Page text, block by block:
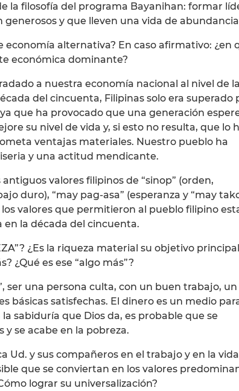
la filosofía del programa Bayanihan: formar
y que lleven una vida de
economía alternativa? En caso afirmativo: ¿en
económica dominante?
a nuestra economía nacional al nivel de
del cincuenta, Filipinas solo era superado
que ha provocado que una generación
su nivel de vida y, si esto no resulta, que lo
ventajas materiales. Nuestro pueblo ha
y una actitud mendicante.
valores filipinos de “sinop” (orden,
duro), “may pag-asa” (esperanza y “may
los valores que permitieron al pueblo filipino
en la década del cincuenta.
¿Es la riqueza material su objetivo
¿Qué es ese “algo más”?
ser una persona culta, con un buen trabajo, un
básicas satisfechas. El dinero es un medio
sabiduría que Dios da, es probable que se
se acabe en la pobreza.
Ud. y sus compañeros en el trabajo y en la vida
que se conviertan en los valores
lograr su universalización?